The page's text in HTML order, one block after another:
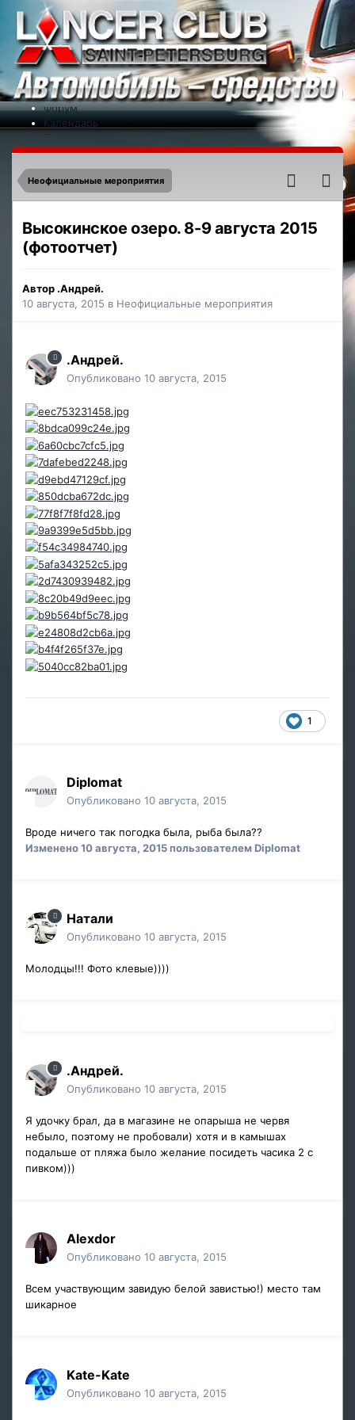
Меню
На сайт
Форум
Календарь
Новости
Контакты
Неофициальные мероприятия
Высокинское озеро. 8-9 августа 2015
(фотоотчет)
Автор .Андрей.
10 августа, 2015 в Неофициальные мероприятия
.Андрей.
Опубликовано 10 августа, 2015
1
Diplomat
Опубликовано 10 августа, 2015
Вроде ничего так погодка была, рыба была??
Изменено10 августа, 2015пользователем Diplomat
Натали
Опубликовано 10 августа, 2015
Молодцы!!! Фото клевые))))
.Андрей.
Опубликовано 10 августа, 2015
Я удочку брал, да в магазине не опарыша не червя
небыло, поэтому не пробовали) хотя и в камышах
подальше от пляжа было желание посидеть часика 2 с
пивком)))
Alexdor
Опубликовано 10 августа, 2015
Всем участвующим завидую белой завистью!) место там
шикарное
Kate-Kate
Опубликовано 10 августа, 2015